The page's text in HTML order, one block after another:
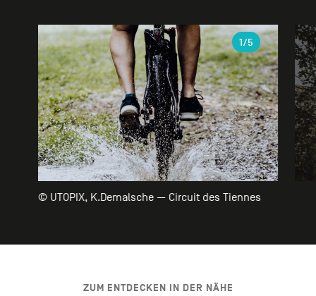
Galerie
© UTOPIX, K.Demalsche — Circuit des Tiennes
1/5
ZUM ENTDECKEN IN DER NÄHE